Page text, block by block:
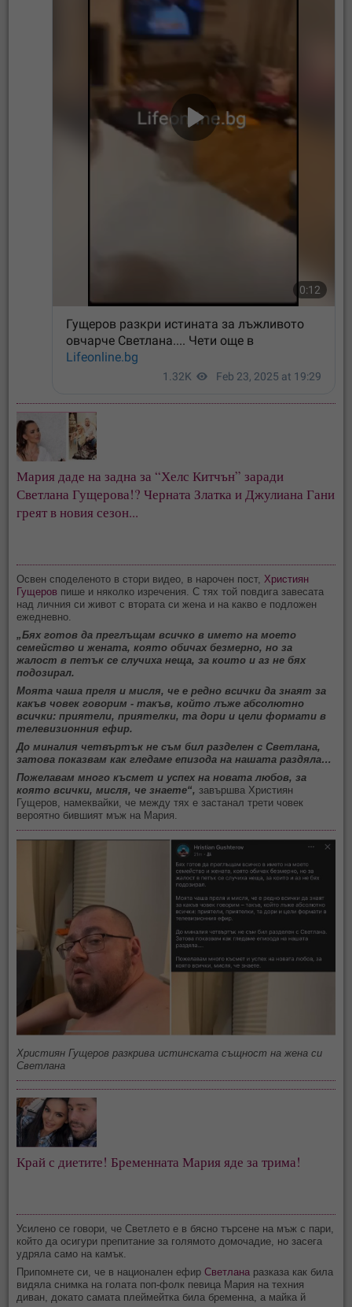
Мария даде на задна за “Хелс Китчън” заради
Светлана Гущерова!? Черната Златка и Джулиана Гани
греят в новия сезон...
Освен споделеното в стори видео, в нарочен пост, Християн
Гущеров пише и няколко изречения. С тях той повдига завесата
над личния си живот с втората си жена и на какво е подложен
ежедневно.
„Бях готов да преглъщам всичко в името на моето
семейство и жената, която обичах безмерно, но за
жалост в петък се случиха неща, за които и аз не бях
подозирал.
Моята чаша преля и мисля, че е редно всички да знаят за
какъв човек говорим - такъв, който лъже абсолютно
всички: приятели, приятелки, та дори и цели формати в
телевизионния ефир.
До миналия четвъртък не съм бил разделен с Светлана,
затова показвам как гледаме епизода на нашата раздяла…
Пожелавам много късмет и успех на новата любов, за
която всички, мисля, че знаете“, завършва Християн
Гущеров, намеквайки, че между тях е застанал трети човек
вероятно бившият мъж на Мария.
Християн Гущеров разкрива истинската същност на жена си
Светлана
Край с диетите! Бременната Мария яде за трима!
Усилено се говори, че Светлето е в бясно търсене на мъж с пари,
който да осигури препитание за голямото домочадие, но засега
удряла само на камък.
Припомнете си, че в национален ефирСветлана разказа как била
видяла снимка на голата поп-фолк певица Мария на техния
диван, докато самата плеймейтка била бременна, а майка й